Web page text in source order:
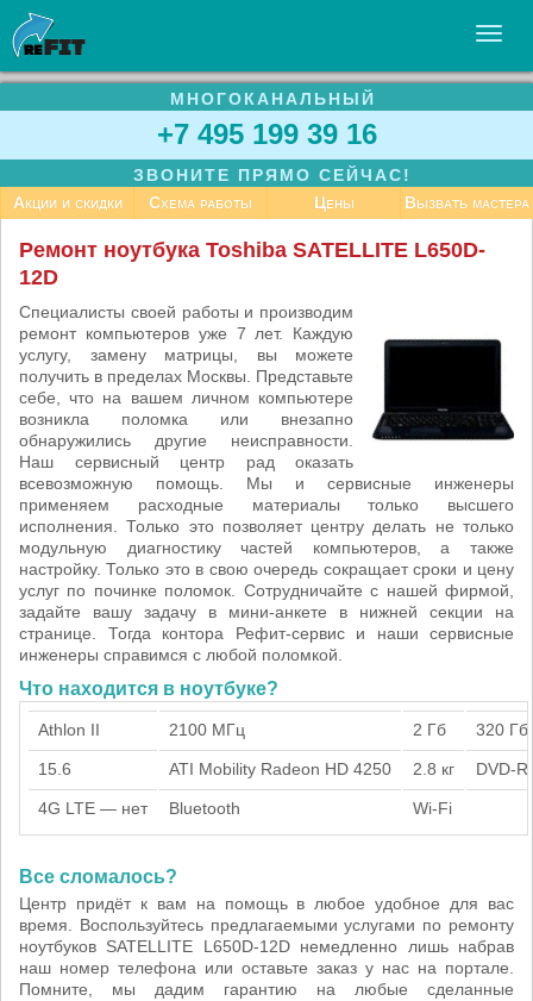
УСЛУГИ
БИЗНЕСУ
СТАТЬИ
МНОГОКАНАЛЬНЫЙ
+7 495 199 39 16
ЗВОНИТЕ ПРЯМО СЕЙЧАС!
Акции и скидки
Схема работы Цены Вызвать мастера
Ремонт ноутбука Toshiba SATELLITE L650D-
12D
Специалисты своей работы и производим
ремонт компьютеров уже 7 лет. Каждую
услугу, замену матрицы, вы можете
получить в пределах Москвы. Представьте
себе, что на вашем личном компьютере
возникла поломка или внезапно
обнаружились другие неисправности.
Наш сервисный центр рад оказать
всевозможную помощь. Мы и сервисные инженеры
применяем расходные материалы только высшего
исполнения. Только это позволяет центру делать не только
модульную диагностику частей компьютеров, а также
настройку. Только это в свою очередь сокращает сроки и цену
услуг по починке поломок. Сотрудничайте с нашей фирмой,
задайте вашу задачу в мини-анкете в нижней секции на
странице. Тогда контора Рефит-сервис и наши сервисные
инженеры справимся с любой поломкой.
Что находится в ноутбуке?
Athlon II 2100 МГц 2 Гб 320 Гб
15.6 ATI Mobility Radeon HD 4250 2.8 кг DVD-
4G LTE — нет Bluetooth Wi-Fi
Все сломалось?
Центр придёт к вам на помощь в любое удобное для вас
время. Воспользуйтесь предлагаемыми услугами по ремонту
ноутбуков SATELLITE L650D-12D немедленно лишь набрав
наш номер телефона или оставьте заказ у нас на портале.
Помните, мы дадим гарантию на любые сделанные